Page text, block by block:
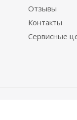
Отзывы
Контакты
Сервисные